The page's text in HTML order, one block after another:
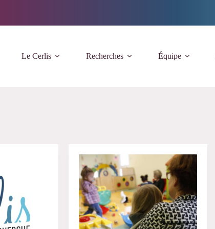
Le Cerlis Recherches Équipe